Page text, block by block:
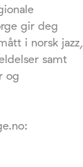
gir deg
i norsk jazz,
samt
og